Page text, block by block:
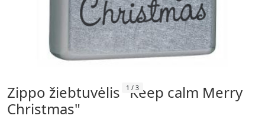
1 / 3
Zippo žiebtuvėlis "Keep calm Merry
Christmas"